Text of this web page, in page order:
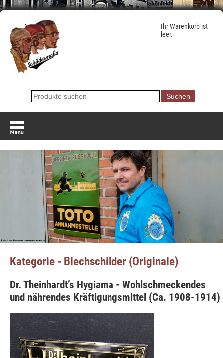
Ihr Warenkorb ist
leer.
Kategorie - Blechschilder (Originale)
Dr. Theinhardt’s Hygiama - Wohlschmeckendes
und nährendes Kräftigungsmittel (Ca. 1908-1914)